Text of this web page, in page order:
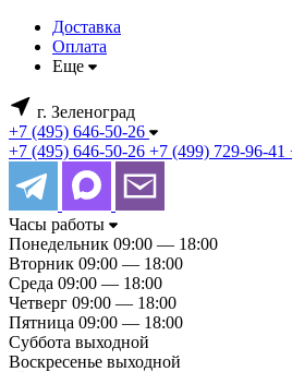
Доставка
Оплата
Еще
г. Зеленоград
+7 (495) 646-50-26
+7 (495) 646-50-26 +7 (499) 729-96-41
Часы работы
Понедельник 09:00 — 18:00
Вторник 09:00 — 18:00
Среда 09:00 — 18:00
Четверг 09:00 — 18:00
Пятница 09:00 — 18:00
Суббота выходной
Воскресенье выходной